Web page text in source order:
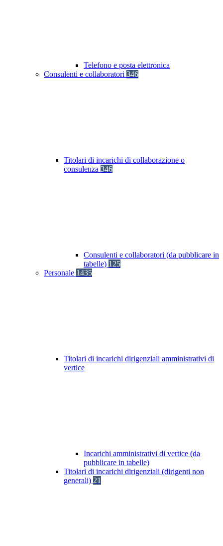
Telefono e posta elettronica
Consulenti e collaboratori 346
Titolari di incarichi di collaborazione o
consulenza 346
Consulenti e collaboratori (da pubblicare in
tabelle) 125
Personale 1435
Titolari di incarichi dirigenziali amministrativi di
vertice
Incarichi amministrativi di vertice (da
pubblicare in tabelle)
Titolari di incarichi dirigenziali (dirigenti non
generali) 21